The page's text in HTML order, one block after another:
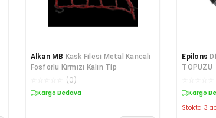
Alkan MB Kask Filesi Metal Kancalı
Fosforlu Kırmızı Kalın Tip
(0)
Kargo Bedava
Epilons
TOPUZU
Kargo
Stokta 3